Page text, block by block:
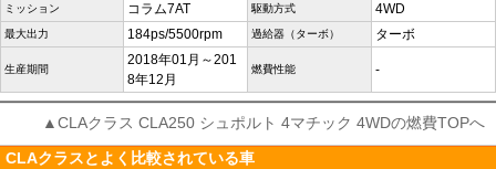
ミッション コラム7AT 駆動方式 4WD
最大出力 184ps/5500rpm 過給器（ターボ） ターボ
生産期間
2018年01月～201
8年12月
燃費性能 -
▲CLAクラス CLA250 シュポルト 4マチック 4WDの燃費TOPへ
CLAクラスとよく比較されている車